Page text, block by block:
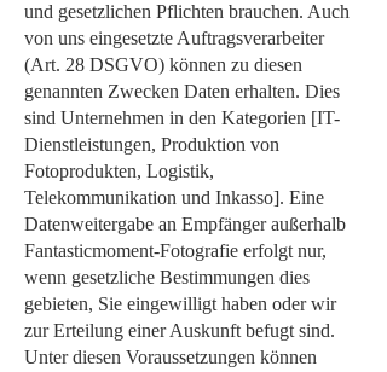
und gesetzlichen Pflichten brauchen. Auch
von uns eingesetzte Auftragsverarbeiter
(Art. 28 DSGVO) können zu diesen
genannten Zwecken Daten erhalten. Dies
sind Unternehmen in den Kategorien [IT-
Dienstleistungen, Produktion von
Fotoprodukten, Logistik,
Telekommunikation und Inkasso]. Eine
Datenweitergabe an Empfänger außerhalb
Fantasticmoment-Fotografie erfolgt nur,
wenn gesetzliche Bestimmungen dies
gebieten, Sie eingewilligt haben oder wir
zur Erteilung einer Auskunft befugt sind.
Unter diesen Voraussetzungen können